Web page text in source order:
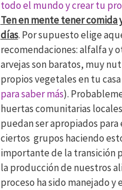
todo el mundo y crear tu
Ten en mente tener comida
días. Por supuesto elige
recomendaciones: alfalfa y
arvejas son baratos, muy
propios vegetales en tu
para saber más).
huertas comunitarias
puedan ser apropiados para
ciertos grupos haciendo
importante de la transición
la producción de nuestros
proceso ha sido manejado y